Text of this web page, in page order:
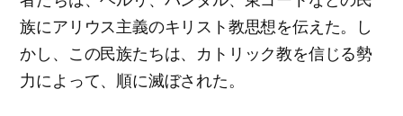
族にアリウス主義のキリスト教思想を伝えた。し
かし、この民族たちは、カトリック教を信じる勢
力によって、順に滅ぼされた。